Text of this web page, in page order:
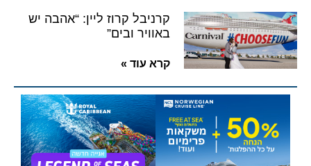
קרניבל קרוז ליין: “אהבה יש
באוויר ובים”
קרא עוד »